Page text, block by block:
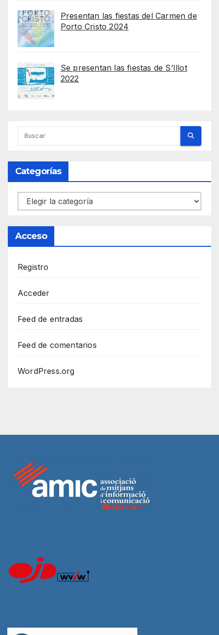
Presentan las fiestas del Carmen de
Porto Cristo 2024
Se presentan las fiestas de S’Illot
2022
Categorías
Categorías
Acceso
Registro
Acceder
Feed de entradas
Feed de comentarios
WordPress.org